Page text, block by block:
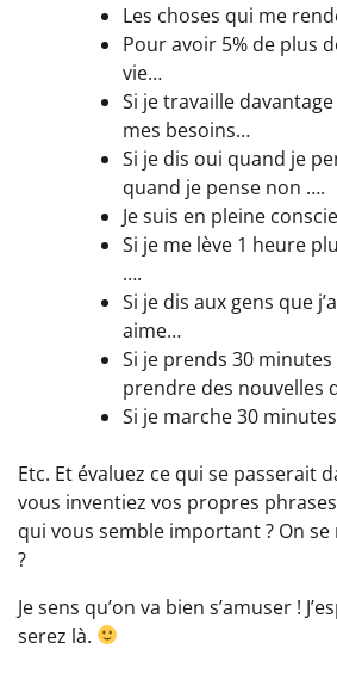
Les choses qui me
Pour avoir 5% de plus
vie…
Si je travaille
mes besoins…
Si je dis oui quand je
quand je pense non ….
Je suis en pleine
Si je me lève 1 heure
….
Si je dis aux gens que
aime…
Si je prends 30
prendre des nouvelles
Si je marche 30
Etc. Et évaluez ce qui se passerait
vous inventiez vos propres
qui vous semble important ? On
?
Je sens qu’on va bien s’amuser !
serez là.